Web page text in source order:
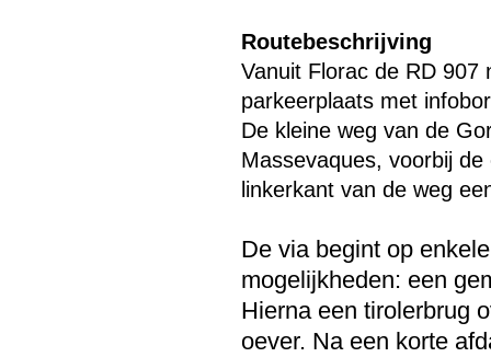
Routebeschrijving
Vanuit Florac de RD
parkeerplaats met
De kleine weg van de
Massevaques, voorbij
linkerkant van de weg
De via begint op
mogelijkheden: een
Hierna een tirolerbrug
oever. Na een korte